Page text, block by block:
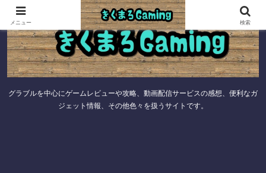
グラブルを中心にゲームレビューや攻略、動画配信サービスの感想、便利なガ
ジェット情報、その他色々を扱うサイトです。
メニュー 検索